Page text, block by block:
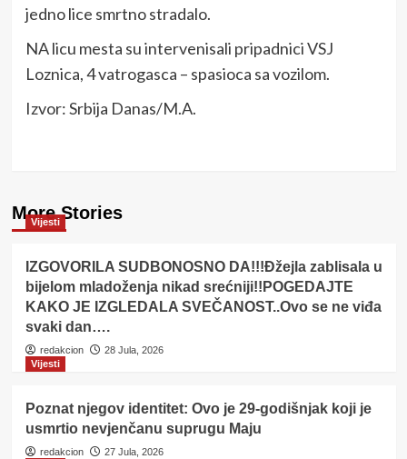
jedno lice smrtno stradalo.
NA licu mesta su intervenisali pripadnici VSJ
Loznica, 4 vatrogasca – spasioca sa vozilom.
Izvor: Srbija Danas/M.A.
More Stories
Vijesti
IZGOVORILA SUDBONOSNO DA!!!Đžejla zablisala u
bijelom mladoženja nikad srećniji!!POGEDAJTE
KAKO JE IZGLEDALA SVEČANOST..Ovo se ne viđa
svaki dan….
redakcion
28 Jula, 2026
Vijesti
Poznat njegov identitet: Ovo je 29-godišnjak koji je
usmrtio nevjenčanu suprugu Maju
redakcion
27 Jula, 2026